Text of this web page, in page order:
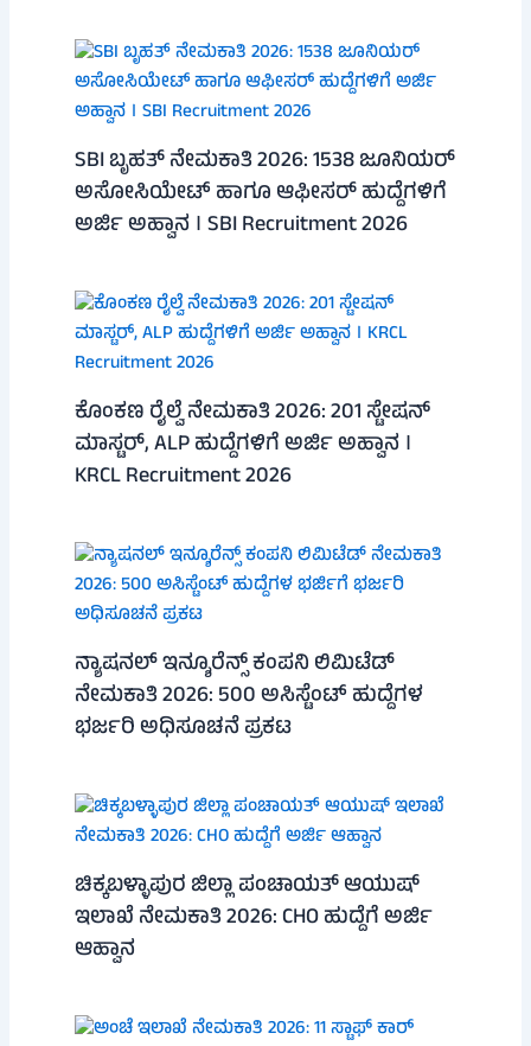
SBI ಬೃಹತ್ ನೇಮಕಾತಿ 2026: 1538 ಜೂನಿಯರ್
ಅಸೋಸಿಯೇಟ್ ಹಾಗೂ ಆಫೀಸರ್ ಹುದ್ದೆಗಳಿಗೆ
ಅರ್ಜಿ ಅಹ್ವಾನ । SBI Recruitment 2026
ಕೊಂಕಣ ರೈಲ್ವೆ ನೇಮಕಾತಿ 2026: 201 ಸ್ಟೇಷನ್
ಮಾಸ್ಟರ್, ALP ಹುದ್ದೆಗಳಿಗೆ ಅರ್ಜಿ ಅಹ್ವಾನ ।
KRCL Recruitment 2026
ನ್ಯಾಷನಲ್ ಇನ್ಶೂರೆನ್ಸ್ ಕಂಪನಿ ಲಿಮಿಟೆಡ್
ನೇಮಕಾತಿ 2026: 500 ಅಸಿಸ್ಟೆಂಟ್ ಹುದ್ದೆಗಳ
ಭರ್ಜರಿ ಅಧಿಸೂಚನೆ ಪ್ರಕಟ
ಚಿಕ್ಕಬಳ್ಳಾಪುರ ಜಿಲ್ಲಾ ಪಂಚಾಯತ್ ಆಯುಷ್
ಇಲಾಖೆ ನೇಮಕಾತಿ 2026: CHO ಹುದ್ದೆಗೆ ಅರ್ಜಿ
ಆಹ್ವಾನ